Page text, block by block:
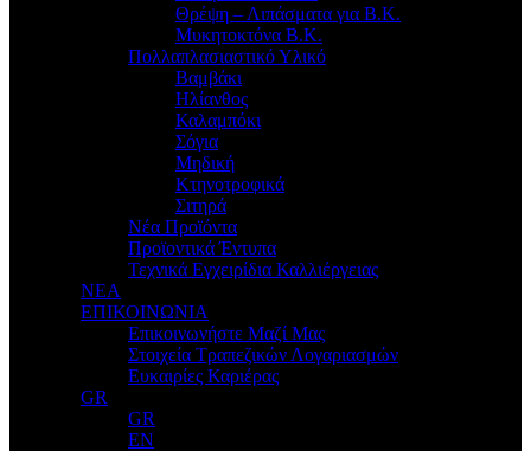
Θρέψη – Λιπάσματα για Β.Κ.
Μυκητοκτόνα Β.Κ.
Πολλαπλασιαστικό Υλικό
Βαμβάκι
Ηλίανθος
Καλαμπόκι
Σόγια
Μηδική
Κτηνοτροφικά
Σιτηρά
Νέα Προϊόντα
Προϊοντικά Έντυπα
Τεχνικά Εγχειρίδια Καλλιέργειας
ΝΕΑ
ΕΠΙΚΟΙΝΩΝΙΑ
Επικοινωνήστε Μαζί Μας
Στοιχεία Τραπεζικών Λογαριασμών
Ευκαιρίες Καριέρας
GR
GR
EN